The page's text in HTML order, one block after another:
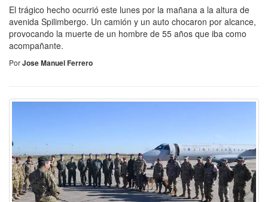
El trágico hecho ocurrió este lunes por la mañana a la altura de
avenida Spilimbergo. Un camión y un auto chocaron por alcance,
provocando la muerte de un hombre de 55 años que iba como
acompañante.
PorJose Manuel Ferrero